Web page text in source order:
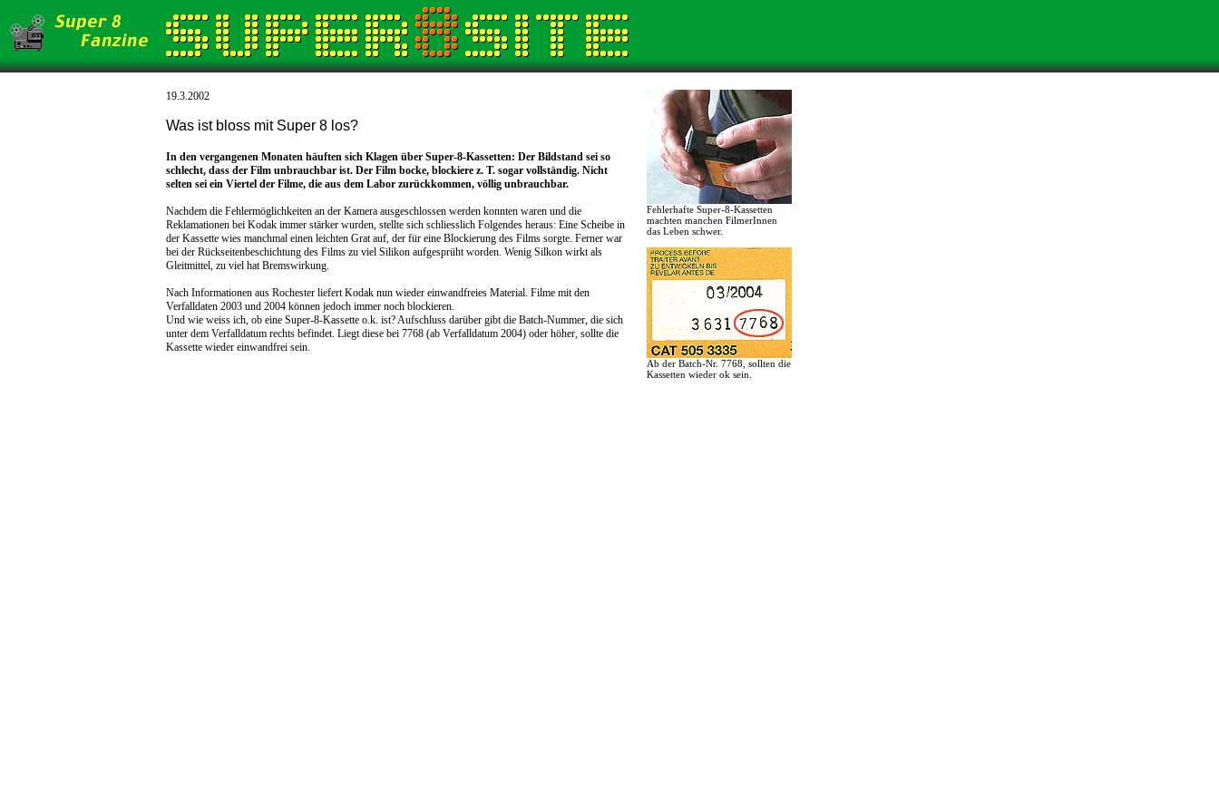
19.3.2002
Was ist bloss mit Super 8 los?
In den vergangenen Monaten häuften sich Klagen über Super-8-Kassetten: Der Bildstand sei so
schlecht, dass der Film unbrauchbar ist. Der Film bocke, blockiere z. T. sogar vollständig. Nicht
selten sei ein Viertel der Filme, die aus dem Labor zurückkommen, völlig unbrauchbar.
Nachdem die Fehlermöglichkeiten an der Kamera ausgeschlossen werden konnten waren und die
Reklamationen bei Kodak immer stärker wurden, stellte sich schliesslich Folgendes heraus: Eine Scheibe in
der Kassette wies manchmal einen leichten Grat auf, der für eine Blockierung des Films sorgte. Ferner war
bei der Rückseitenbeschichtung des Films zu viel Silikon aufgesprüht worden. Wenig Silkon wirkt als
Gleitmittel, zu viel hat Bremswirkung.
Nach Informationen aus Rochester liefert Kodak nun wieder einwandfreies Material. Filme mit den
Verfalldaten 2003 und 2004 können jedoch immer noch blockieren.
Und wie weiss ich, ob eine Super-8-Kassette o.k. ist? Aufschluss darüber gibt die Batch-Nummer, die sich
unter dem Verfalldatum rechts befindet. Liegt diese bei 7768 (ab Verfalldatum 2004) oder höher, sollte die
Kassette wieder einwandfrei sein.
Fehlerhafte Super-8-Kassetten
machten manchen FilmerInnen
das Leben schwer.
Ab der Batch-Nr. 7768, sollten die
Kassetten wieder ok sein.